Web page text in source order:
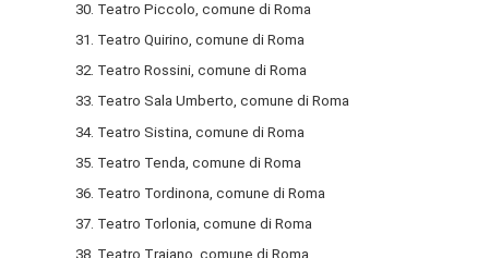
30. Teatro Piccolo, comune di Roma
31. Teatro Quirino, comune di Roma
32. Teatro Rossini, comune di Roma
33. Teatro Sala Umberto, comune di Roma
34. Teatro Sistina, comune di Roma
35. Teatro Tenda, comune di Roma
36. Teatro Tordinona, comune di Roma
37. Teatro Torlonia, comune di Roma
38. Teatro Traiano, comune di Roma